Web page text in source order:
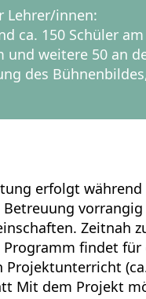
Lehrer/innen:
ca. 150 Schüler am
und weitere 50 an
des
erfolgt während
Zeitnah
findet für
Projektunterricht
Mit dem Projekt